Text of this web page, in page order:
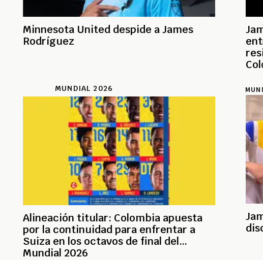
Minnesota United despide a James
Rodríguez
MUNDIAL 2026
Alineación titular: Colombia apuesta
por la continuidad para enfrentar a
Suiza en los octavos de final del
Mundial 2026